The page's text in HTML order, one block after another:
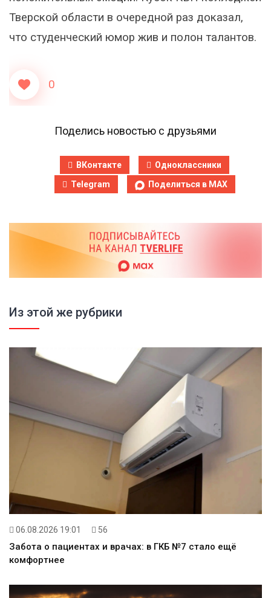
Тверской области в очередной раз доказал,
что студенческий юмор жив и полон талантов.
0
Поделись новостью с друзьями
ВКонтакте
Одноклассники
Telegram
Поделиться в MAX
Из этой же рубрики
06.08.2026 19:01 56
Забота о пациентах и врачах: в ГКБ №7 стало ещё
комфортнее